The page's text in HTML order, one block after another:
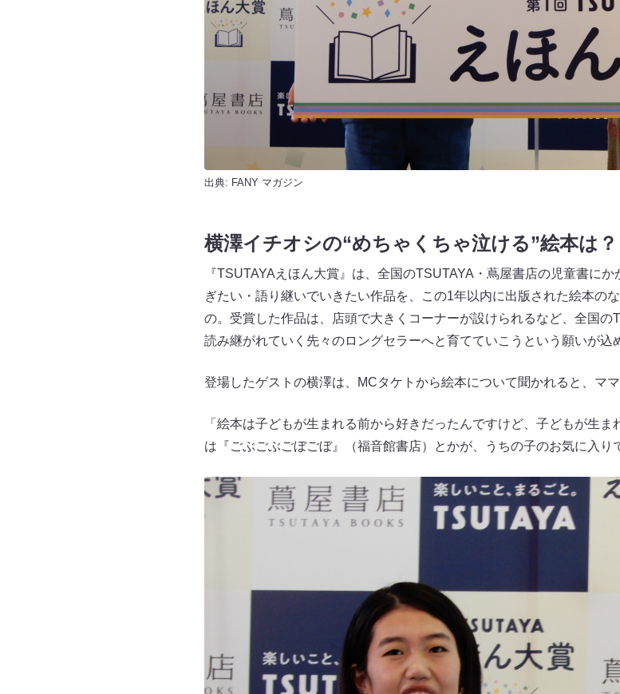
出典: FANY マガジン
横澤イチオシの“めちゃくちゃ泣ける”絵本は？
『TSUTAYAえほん大賞』は、全国のTSUTAYA・蔦屋書店の児童書に
ぎたい・語り継いでいきたい作品を、この1年以内に出版された絵本の
の。受賞した作品は、店頭で大きくコーナーが設けられるなど、全国の
読み継がれていく先々のロングセラーへと育てていこうという願いが込
登場したゲストの横澤は、MCタケトから絵本について聞かれると、マ
「絵本は子どもが生まれる前から好きだったんですけど、子どもが生
は『ごぶごぶごぼごぼ』（福音館書店）とかが、うちの子のお気に入り